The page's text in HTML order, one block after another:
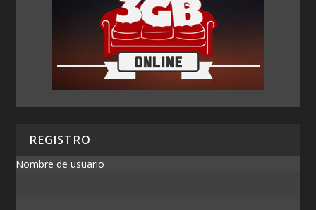
REGISTRO
Nombre de usuario